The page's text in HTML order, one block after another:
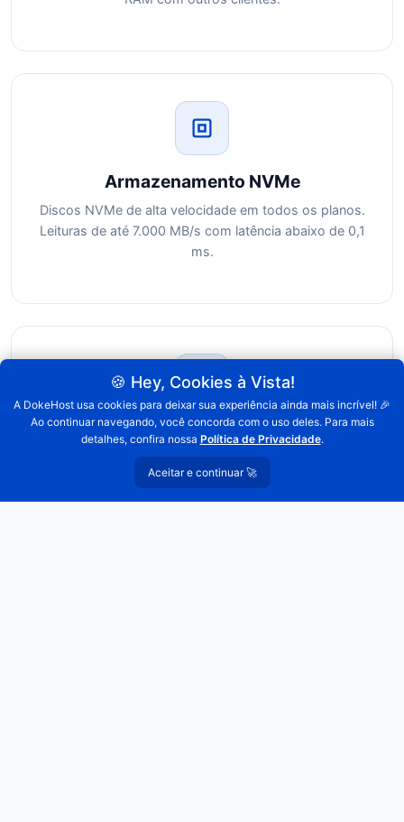
Armazenamento NVMe
Discos NVMe de alta velocidade em todos os planos.
Leituras de até 7.000 MB/s com latência abaixo de 0,1
ms.
Anti-DDoS Incluso
Proteção automática contra ataques DDoS sem custo
adicional. Mitigação de camadas 3, 4 e 7 em tempo
real.
🍪 Hey, Cookies à Vista!
A DokeHost usa cookies para deixar sua experiência ainda mais incrível! 🎉
Ao continuar navegando, você concorda com o uso deles. Para mais
detalhes, confira nossa Política de Privacidade.
Aceitar e continuar 🚀